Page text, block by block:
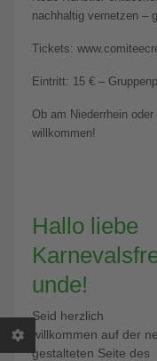
nachhaltig vernetzen –
Tickets:
Eintritt: 15 € –
Ob am Niederrhein
willkommen!
Hallo liebe
unde!
Seid herzlich
willkommen auf der
gestalteten Seite des